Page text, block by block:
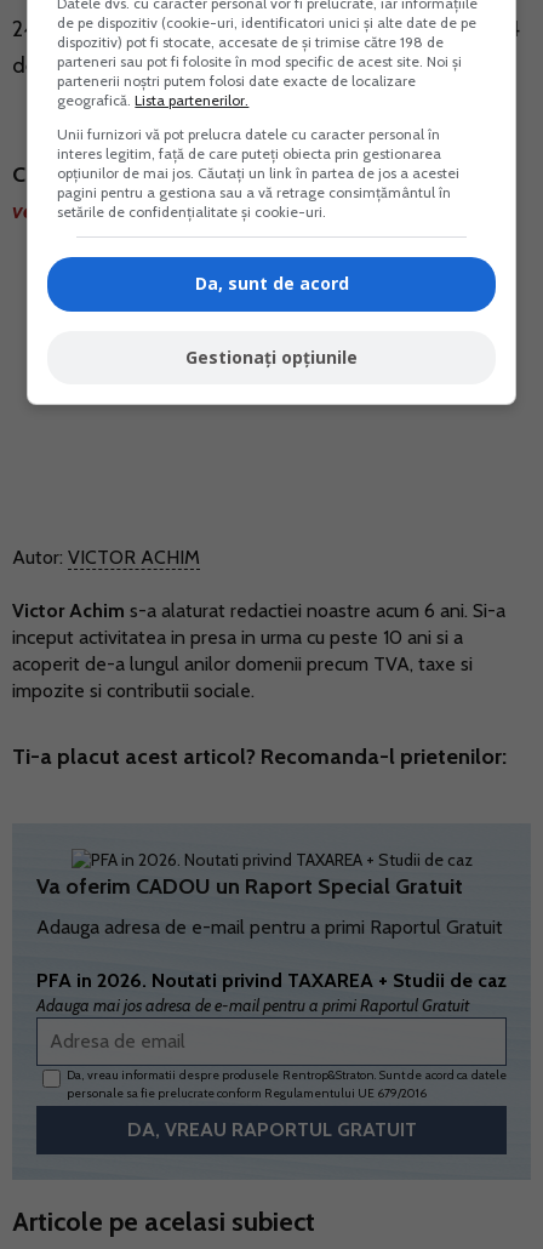
24 de salarii brute vor datora contributii la nivelul a 24
de salarii brute pe economie.
Citeste si:Plafonul pentru trecerea de la norma de
venit la sistem real ar putea scadea la 25.000 euro
Autor: VICTOR ACHIM
Victor Achim s-a alaturat redactiei noastre acum 6 ani. Si-a
inceput activitatea in presa in urma cu peste 10 ani si a
acoperit de-a lungul anilor domenii precum TVA, taxe si
impozite si contributii sociale.
Ti-a placut acest articol? Recomanda-l prietenilor:
Va oferim CADOU un Raport Special Gratuit
Adauga adresa de e-mail pentru a primi Raportul Gratuit
PFA in 2026. Noutati privind TAXAREA + Studii de caz
Adauga mai jos adresa de e-mail pentru a primi Raportul Gratuit
Da, vreau informatii despre produsele Rentrop&Straton. Sunt de acord ca datele
personale sa fie prelucrate conform Regulamentului UE 679/2016
Articole pe acelasi subiect
de pe dispozitiv (cookie-uri, identificatori unici și alte date de pe
dispozitiv) pot fi stocate, accesate de și trimise către 198 de
parteneri sau pot fi folosite în mod specific de acest site. Noi și
partenerii noștri putem folosi date exacte de localizare
geografică.Lista partenerilor.
Unii furnizori vă pot prelucra datele cu caracter personal în
interes legitim, față de care puteți obiecta prin gestionarea
opțiunilor de mai jos. Căutați un link în partea de jos a acestei
pagini pentru a gestiona sau a vă retrage consimțământul în
setările de confidențialitate și cookie-uri.
Da, sunt de acord
Gestionați opțiunile